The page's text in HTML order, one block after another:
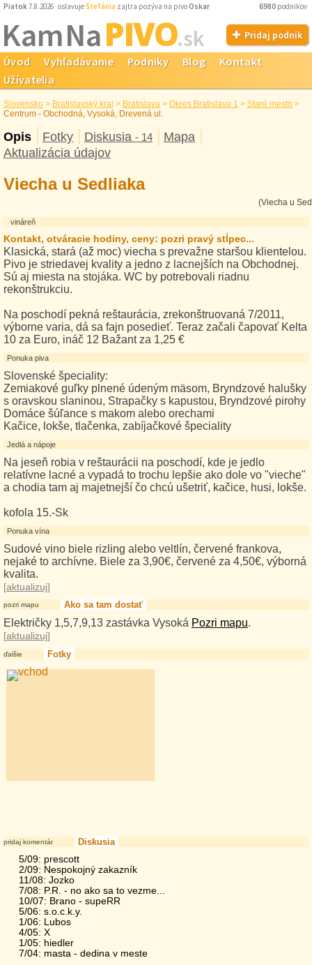
Piatok7.8.2026 oslavujeŠtefánia zajtra pozýva na pivoOskar 6980 podnikov
Kam NaPIVO.sk Pridaj podnik
Úvod Vyhľadávanie Podniky Blog
Kontakt
Užívatelia
Slovensko > Bratislavský kraj > Bratislava > Okres Bratislava 1 > Staré mesto >
Centrum - Obchodná, Vysoká, Drevená ul.
Opis Fotky Diskusia - 14
Mapa
Aktualizácia údajov
Viecha u Sedliaka
vináreň
(Viecha u
Kontakt, otváracie hodiny, ceny: pozri pravý stĺpec...
Klasická, stará (až moc) viecha s prevažne staršou klientelou.
Pivo je striedavej kvality a jedno z lacnejších na Obchodnej.
Sú aj miesta na stojáka. WC by potrebovali riadnu
rekonštrukciu.
Na poschodí pekná reštaurácia, zrekonštruovaná 7/2011,
výborne varia, dá sa fajn posedieť. Teraz začali čapovať Kelta
10 za Euro, ináč 12 Bažant za 1,25 €
Ponuka piva
Slovenské špeciality:
Zemiakové guľky plnené údeným mäsom, Bryndzové halušky
s oravskou slaninou, Strapačky s kapustou, Bryndzové pirohy
Domáce šúľance s makom alebo orechami
Kačice, lokše, tlačenka, zabíjačkové špeciality
Jedlá a nápoje
Na jeseň robia v reštaurácii na poschodí, kde je jedlo
relatívne lacné a vypadá to trochu lepšie ako dole vo "vieche"
a chodia tam aj majetnejší čo chcú ušetriť, kačice, husi, lokše.
kofola 15.-Sk
Ponuka vína
Sudové vino biele rizling alebo veltlín, červené frankova,
nejaké to archívne. Biele za 3,90€, červené za 4,50€, výborná
kvalita.
[aktualizuj]
pozri mapu Ako sa tam dostať
Električky 1,5,7,9,13 zastávka Vysoká Pozri mapu.
[aktualizuj]
ďalšie Fotky
pridaj komentár
Diskusia
5/09: prescott
2/09: Nespokojný zakazník
11/08: Jozko
7/08: P.R. - no ako sa to vezme...
10/07: Brano - supeRR
5/06: s.o.c.k.y.
1/06: Lubos
4/05: X
1/05: hiedler
7/04: masta - dedina v meste